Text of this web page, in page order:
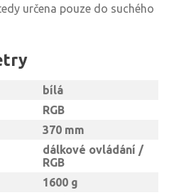
určena pouze do suchého
bílá
RGB
370 mm
dálkové ovládání /
RGB
1600 g